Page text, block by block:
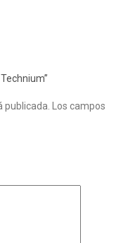
publicada.
Los campos